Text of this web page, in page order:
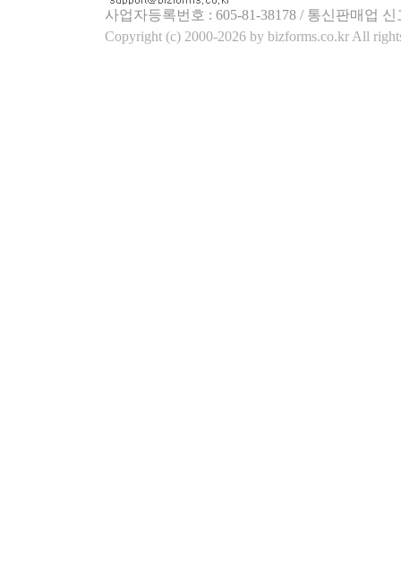
사업자등록번호 : 605-81-38178 / 통신판매업
Copyright (c) 2000-2026 by bizforms.co.kr All